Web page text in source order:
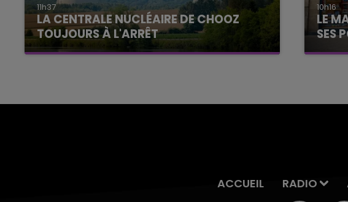
11h37
LA CENTRALE NUCLÉAIRE DE CHOOZ
TOUJOURS À L'ARRÊT
Cela fait déjà une semaine que la centrale
10h16
LE
SES
ACCUEIL RADIO